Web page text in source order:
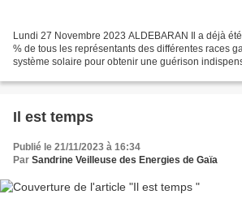
Lundi 27 Novembre 2023 ALDEBARAN Il a déjà
% de tous les représentants des différentes races
système solaire pour obtenir une guérison
Il est temps
Publié le 21/11/2023 à 16:34
Par Sandrine Veilleuse des Energies de Gaïa